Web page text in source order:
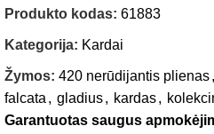
Produkto kodas:61883
Kategorija: Kardai
Žymos: 420 nerūdijantis plienas,
falcata , gladius, kardas,
Garantuotas saugus